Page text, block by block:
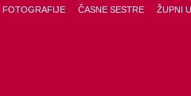
FOTOGRAFIJE ČASNE SESTRE ŽUPNI